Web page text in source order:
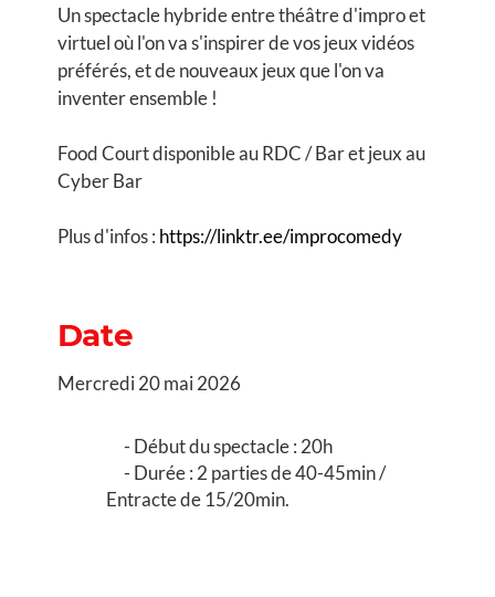
Un spectacle hybride entre théâtre d'impro et
virtuel où l'on va s'inspirer de vos jeux vidéos
préférés, et de nouveaux jeux que l'on va
inventer ensemble !
Food Court disponible au RDC / Bar et jeux au
Cyber Bar
Plus d'infos : https://linktr.ee/improcomedy
Date
Mercredi 20 mai 2026
Début du spectacle : 20h
Durée : 2 parties de 40-45min /
Entracte de 15/20min.